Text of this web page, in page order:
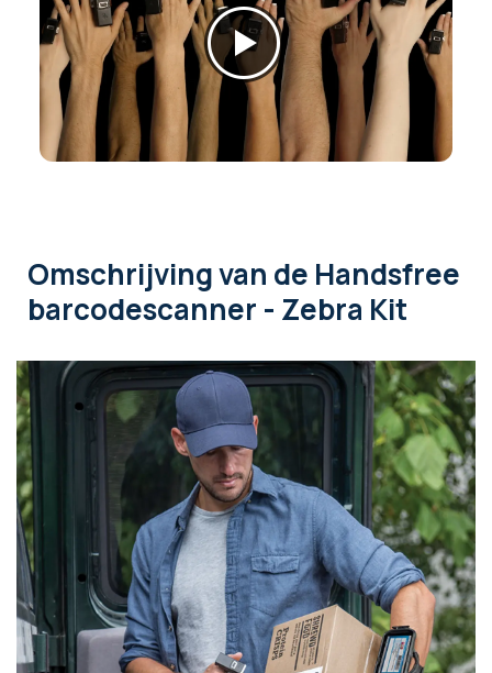
Omschrijvingvan de Handsfree
barcodescanner - Zebra Kit